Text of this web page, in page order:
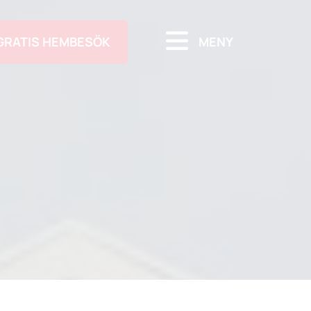
HEMBESÖK MENY